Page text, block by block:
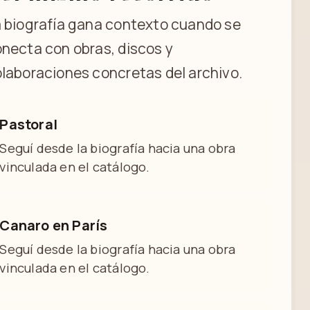
biografía gana contexto cuando se
con obras, discos y
concretas del archivo.
Pastoral
Seguí desde la biografía hacia una obra
vinculada en el catálogo.
Canaro en París
Seguí desde la biografía hacia una obra
vinculada en el catálogo.